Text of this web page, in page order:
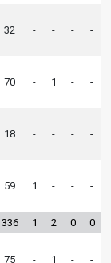
32 - - - -
70 - 1 - -
18 - - - -
59 1 - - -
336 1 2 0 0
75 - 1 - -